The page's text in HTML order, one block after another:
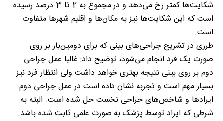
شکایت‌ها کمتر رخ می‌دهد و در مجموع به 2 تا 3 درصد رسیده
است که این شکایت‌ها نیز به مکان‌ها و اقلیم شهرها متفاوت
است.
طرزی در تشریح جراحی‌های بینی که برای دومین‌بار بر روی
صورت یک فرد انجام می‌شود، توضیح داد: غالبا عمل جراحی
دوم بر روی بینی نتیجه بهتری خواهد داشت ولی انتظار فرد نیز
بسیار مهم است و تجربه نشان داده است در عمل جراحی دوم
ایرادها و شاخص‌های جراحی نخست حل شده است. البته به
شرطی که ایراد توسط پزشک به صورت علمی ثابت شده باشد.